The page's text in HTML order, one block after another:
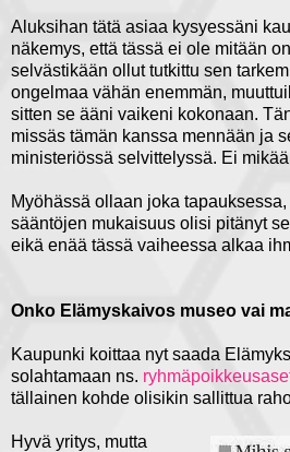
Aluksihan tätä asiaa kysyessäni
näkemys, että tässä ei ole mitään
selvästikään ollut tutkittu sen
ongelmaa vähän enemmän,
sitten se ääni vaikeni kokonaan.
missäs tämän kanssa mennään ja
ministeriössä selvittelyssä. Ei
Myöhässä ollaan joka
sääntöjen mukaisuus olisi pitänyt
eikä enää tässä vaiheessa alkaa
Onko Elämyskaivos museo vai
Kaupunki koittaa nyt saada
solahtamaan ns.
tällainen kohde olisikin sallittua
Hyvä yritys, mutta